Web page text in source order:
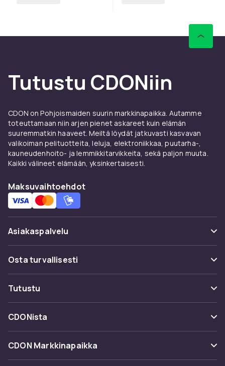
Tutustu CDONiin
CDON on Pohjoismaiden suurin markkinapaikka. Autamme
toteuttamaan niin arjen pienet askareet kuin elämän
suuremmatkin haaveet. Meiltä löydät jatkuvasti kasvavan
valikoiman pelituotteita, leluja, elektroniikkaa, puutarha-,
kauneudenhoito- ja lemmikkitarvikkeita, sekä paljon muuta.
Kaikki välineet elämään, yksinkertaisesti.
Maksuvaihtoehdot
Asiakaspalvelu
Usein kysyttyä (UKK)
Seuraa pakettia
Ota yhteyttä
Osta turvallisesti
Maksuvaihtoehdot
Toimitus
Takaisinvedot
Tutustu
Kategoriat
Tuotemerkit
CDONista
Tietoa meistä
Asiakasarvionnit
CDON Markkinapaikka